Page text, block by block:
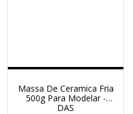
Massa De Ceramica Fria
500g Para Modelar -
DAS